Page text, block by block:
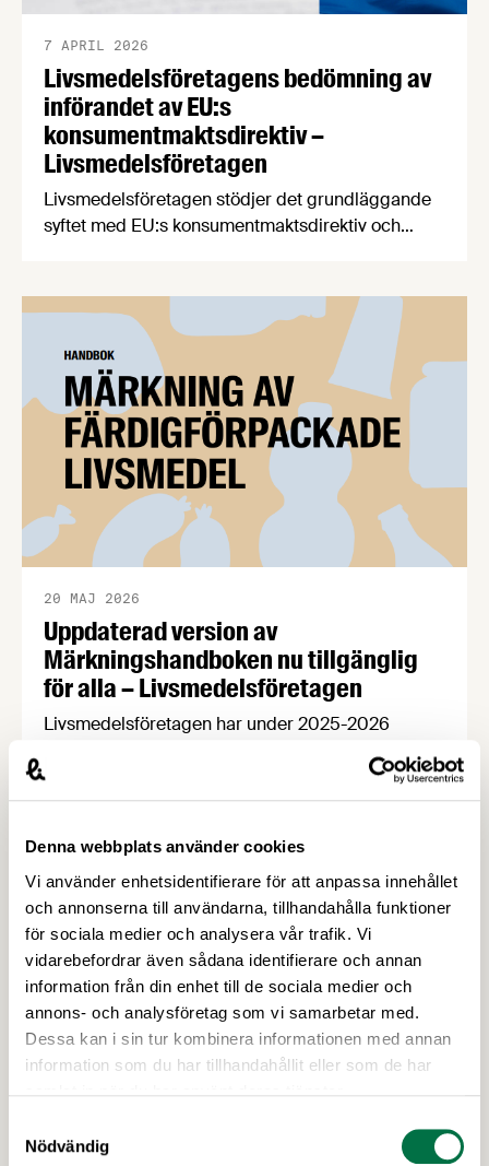
Denna webbplats använder cookies
Vi använder enhetsidentifierare för att anpassa innehållet
och annonserna till användarna, tillhandahålla funktioner
för sociala medier och analysera vår trafik. Vi
vidarebefordrar även sådana identifierare och annan
information från din enhet till de sociala medier och
annons- och analysföretag som vi samarbetar med.
Dessa kan i sin tur kombinera informationen med annan
information som du har tillhandahållit eller som de har
Nödvändig
Livsmedelsföretagens bedömning av
införandet av EU:s
konsumentmaktsdirektiv –
Livsmedelsföretagen
7 APRIL 2026
Livsmedelsföretagen stödjer det grundläggande
syftet med EU:s konsumentmaktsdirektiv och
upprepade möten vägrar Regeringskansliet och
Konsumentverket att klargöra vad som gäller
kring övergångsregler. Därför ger
Livsmedelsföretagen nu sin samlade bedömning
till medlemsföretagen.
Uppdaterad version av
Märkningshandboken nu tillgänglig
för alla – Livsmedelsföretagen
20 MAJ 2026
Livsmedelsföretagen har under 2025-2026
uppdaterat sin uppskattade Märkningshandbok.
Syftet med handboken är att underlätta för våra
medlemsföretag att tillämpa de märkningsregler
för våra medlemmar en tid finns den nu tillgänglig
på vår hemsida för alla intresserade.
Livsmedelsindustrin sätter nya mål för